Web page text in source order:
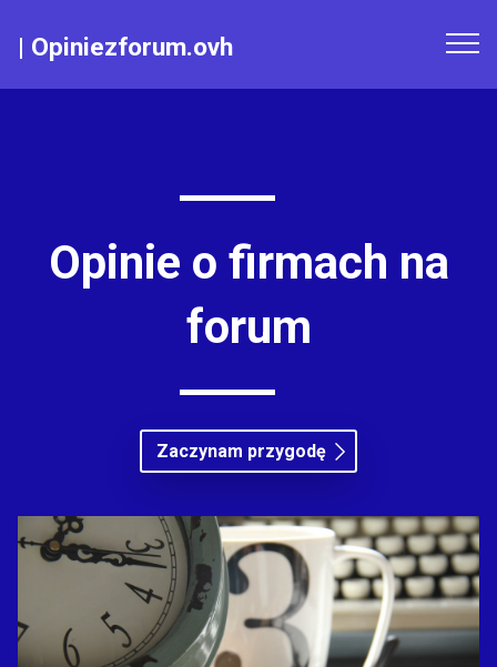
| Opiniezforum.ovh
Opinie o firmach na
forum
Zaczynam przygodę